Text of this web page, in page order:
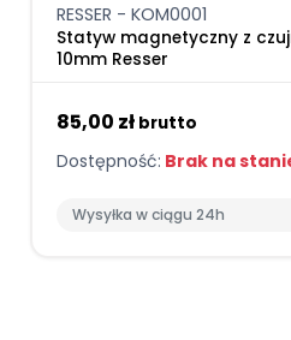
RESSER - KOM0001
Statyw magnetyczny z
10mm Resser
85,00 zł brutto
Dostępność: Brak na
Wysyłka w ciągu 24h